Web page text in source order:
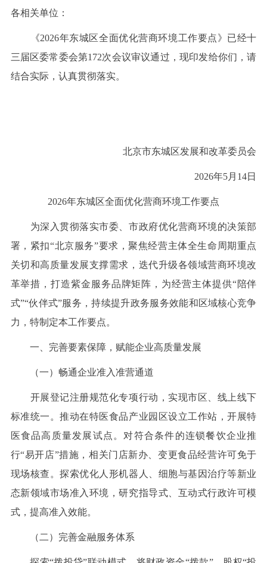
各相关单位：
《2026年东城区全面优化营商环境工作要点》已经十
三届区委常委会第172次会议审议通过，现印发给你们，请
结合实际，认真贯彻落实。
北京市东城区发展和改革委员会
2026年5月14日
2026年东城区全面优化营商环境工作要点
为深入贯彻落实市委、市政府优化营商环境的决策部
署，紧扣“北京服务”要求，聚焦经营主体全生命周期重点
关切和高质量发展支撑需求，迭代升级各领域营商环境改
革举措，打造紫金服务品牌矩阵，为经营主体提供“陪伴
式”“伙伴式”服务，持续提升政务服务效能和区域核心竞争
力，特制定本工作要点。
一、完善要素保障，赋能企业高质量发展
（一）畅通企业准入准营通道
开展登记注册规范化专项行动，实现市区、线上线下
标准统一。推动在特医食品产业园区设立工作站，开展特
医食品高质量发展试点。对符合条件的连锁餐饮企业推
行“易开店”措施，相关门店新办、变更食品经营许可免于
现场核查。探索优化人形机器人、细胞与基因治疗等新业
态新领域市场准入环境，研究指导式、互动式行政许可模
式，提高准入效能。
（二）完善金融服务体系